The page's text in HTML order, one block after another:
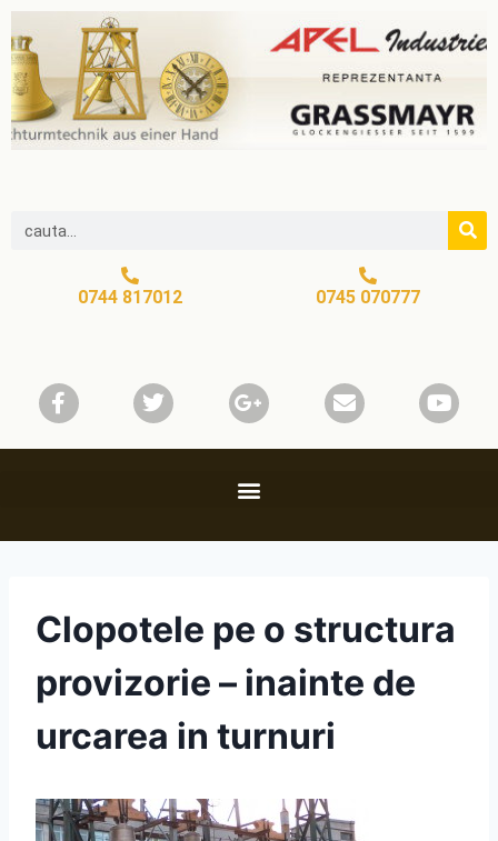
0744 817012 0745 070777​
Clopotele pe o structura
provizorie – inainte de
urcarea in turnuri